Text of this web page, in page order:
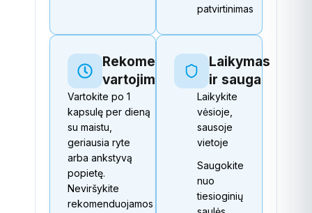
patvirtinimas
Rekomenduojamas
vartojimas
Vartokite po 1
kapsulę per dieną
su maistu,
geriausia ryte
arba ankstyvą
popietę.
Neviršykite
rekomenduojamos
Laikymas
ir sauga
Laikykite
vėsioje,
sausoje
vietoje
Saugokite
nuo
tiesioginių